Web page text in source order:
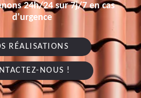
24h/24 sur 7j/7 en cas
d'urgence
RÉALISATIONS
NOUS !